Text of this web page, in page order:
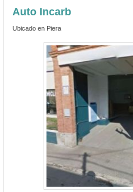
Auto Incarb
Ubicado en Piera